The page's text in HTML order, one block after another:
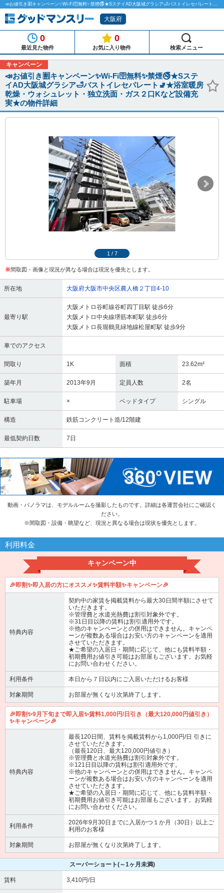
📣お値引き🈹キャンペーン✨Wi-Fi🛜無料✨禁煙🚭★SステイAD大阪城グラシア🛁バストイレセパレート🚽★浴室暖房乾燥・ウォシュレット・独立洗面・ガス２口Kなど設備充実★のマンスリーマンション物件詳細「グッドマンスリー」
大阪府
0
最近見た物件
0
お気に入り物件 検索メニュー
キャンペーン
📣お値引き🈹キャンペーン✨Wi-Fi🛜無料✨禁煙🚭★Sステ
イAD大阪城グラシア🛁バストイレセパレート🚽★浴室暖房
乾燥・ウォシュレット・独立洗面・ガス２口Kなど設備充
実★の物件詳細
1 / 7
※間取図・画像と現況が異なる場合は現況を優先とします。
所在地 大阪府大阪市中央区農人橋２丁目4-10
最寄り駅
大阪メトロ谷町線谷町四丁目駅 徒歩6分
大阪メトロ中央線堺筋本町駅 徒歩6分
大阪メトロ長堀鶴見緑地線松屋町駅 徒歩9分
車でのアクセス
間取り 1K 面積 23.62m²
築年月 2013年9月 定員人数 2名
駐車場 × ベッドタイプ シングル
構造 鉄筋コンクリート造/12階建
最低契約日数 7日
動画・パノラマは、モデルルームを撮影したものです。詳細は各運営会社にご確認く
ださい。
※間取図・設備・眺望など、現況と異なる場合は現状を優先とします。
利用料金
キャンペーン中
🎉即割✨即入居の方にオススメ✨賃料半額✨キャンペーン🎉
特典内容
契約中の家賃を掲載賃料から最大30日間半額にさせて
いただきます。
※管理費と水道光熱費は割引対象外です。
※31日目以降の賃料は割引適用外です。
※他のキャンペーンとの併用はできません。キャンペ
ーンが複数ある場合はお安い方のキャンペーンを適用
させていただきます。
★ご希望の入居日・期間に応じて、他にも賃料半額・
初期費用お値引き可能はお部屋もございます。お気軽
にお問い合わせください。
利用条件 本日から７日以内にご入居いただけるお客様
対象期間 お部屋が無くなり次第終了します。
🎉即割✨9月下旬まで即入居✨賃料1,000円/日引き（最大120,000円値引き）
✨キャンペーン🎉
特典内容
最長120日間、賃料を掲載賃料から1,000円/日 引きに
させていただきます。
（最長120日、最大120,000円値引き）
※管理費と水道光熱費は割引対象外です。
※121日目以降の賃料は割引適用外です。
※他のキャンペーンとの併用はできません。キャンペ
ーンが複数ある場合はお安い方のキャンペーンを適用
させていただきます。
★ご希望の入居日・期間に応じて、他にも賃料半額・
初期費用お値引き可能はお部屋もございます。お気軽
にお問い合わせください。
利用条件
2026年9月30日までに入居かつ１か月（30日）以上ご
利用のお客様
対象期間 お部屋が無くなり次第終了します。
スーパーショート(～1ヶ月未満)
賃料 3,410円/日